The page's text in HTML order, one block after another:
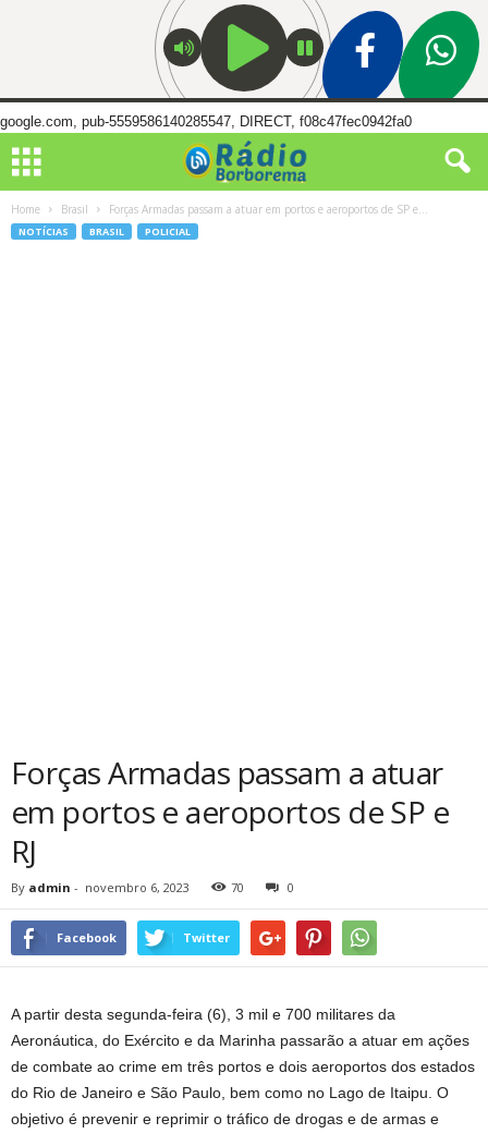
google.com, pub-5559586140285547, DIRECT, f08c47fec0942fa0
Home Brasil Forças Armadas passam a atuar em portos e aeroportos de SP e...
NOTÍCIAS BRASIL POLICIAL
Forças Armadas passam a atuar
em portos e aeroportos de SP e
RJ
By admin - novembro 6, 2023 70 0
Facebook Twitter
A partir desta segunda-feira (6), 3 mil e 700 militares da
Aeronáutica, do Exército e da Marinha passarão a atuar em ações
de combate ao crime em três portos e dois aeroportos dos estados
do Rio de Janeiro e São Paulo, bem como no Lago de Itaipu. O
objetivo é prevenir e reprimir o tráfico de drogas e de armas e